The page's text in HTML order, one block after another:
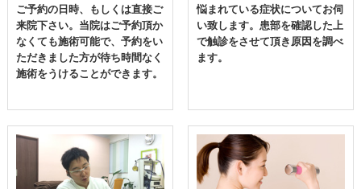
ご予約の日時、もしくは直接ご
来院下さい。当院はご予約頂か
なくても施術可能で、予約をい
ただきました方が待ち時間なく
施術をうけることができます。
悩まれている症状についてお伺
い致します。患部を確認した上
で触診をさせて頂き原因を調べ
ます。